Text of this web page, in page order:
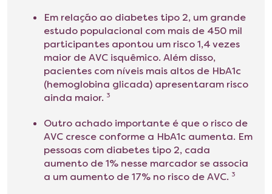
Em relação ao diabetes tipo 2, um grande
estudo populacional com mais de 450 mil
participantes apontou um risco 1,4 vezes
maior de AVC isquêmico. Além disso,
pacientes com níveis mais altos de HbA1c
(hemoglobina glicada) apresentaram risco
ainda maior. 3
Outro achado importante é que o risco de
AVC cresce conforme a HbA1c aumenta. Em
pessoas com diabetes tipo 2, cada
aumento de 1% nesse marcador se associa
a um aumento de 17% no risco de AVC. 3